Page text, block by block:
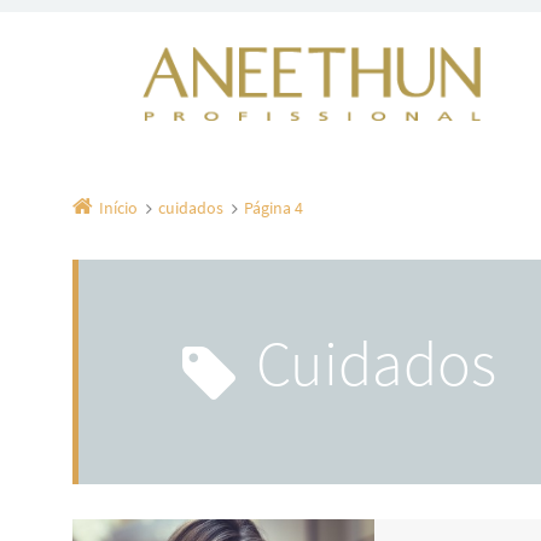
Início cuidados Página 4
cuidados